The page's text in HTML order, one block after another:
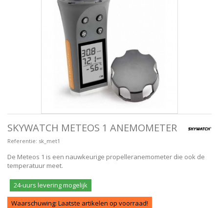
SKYWATCH METEOS 1 ANEMOMETER
Referentie: sk_met1
De Meteos 1 is een nauwkeurige propelleranemometer die ook de
temperatuur meet.
24-uurs levering mogelijk
Waarschuwing: Laatste artikelen op voorraad!